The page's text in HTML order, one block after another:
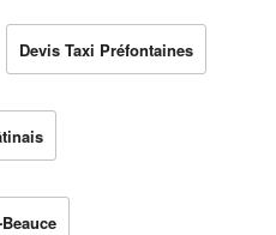
Devis Taxi Préfontaines